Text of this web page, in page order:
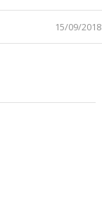
15/09/2018
/